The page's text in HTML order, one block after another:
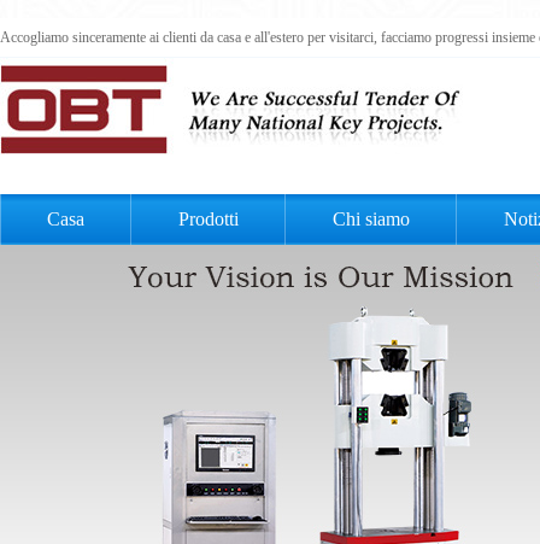
Accogliamo sinceramente ai clienti da casa e all'estero per visitarci, facciamo progressi
Casa Prodotti Chi siamo